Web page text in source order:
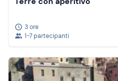
3 ore
1-7 partecipanti